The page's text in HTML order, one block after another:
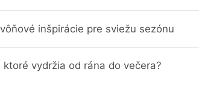
inšpirácie pre sviežu sezónu
vydržia od rána do večera?